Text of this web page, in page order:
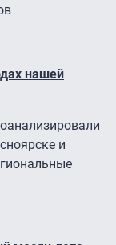
нашей
и